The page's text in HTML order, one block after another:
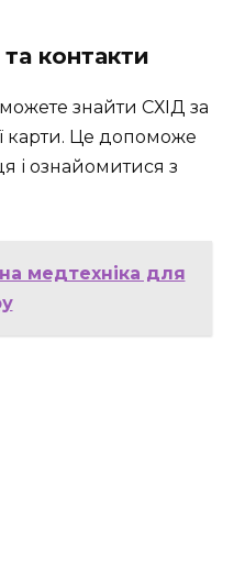
контакти
знайти СХІД за
карти. Це допоможе
і ознайомитися з
медтехніка для